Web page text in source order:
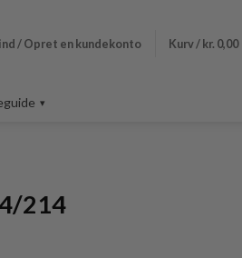
/ Opret en kundekonto Kurv /kr. 0,00
214